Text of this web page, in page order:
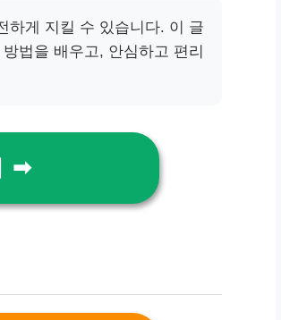
하게 지킬 수 있습니다. 이 글
법을 배우고, 안심하고 편리